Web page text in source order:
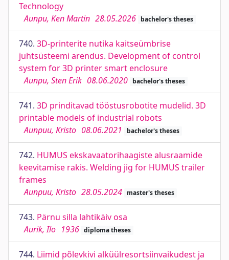
Technology
Aunpu, Ken Martin 28.05.2026 bachelor's theses
740. 3D-printerite nutika kaitseümbrise
juhtsüsteemi arendus. Development of control
system for 3D printer smart enclosure
Aunpu, Sten Erik 08.06.2020 bachelor's theses
741. 3D prinditavad tööstusrobotite mudelid. 3D
printable models of industrial robots
Aunpuu, Kristo 08.06.2021 bachelor's theses
742. HUMUS ekskavaatorihaagiste alusraamide
keevitamise rakis. Welding jig for HUMUS trailer
frames
Aunpuu, Kristo 28.05.2024 master's theses
743. Pärnu silla lahtikäiv osa
Aurik, Ilo 1936 diploma theses
744. Liimid põlevkivi alküülresortsiinvaikudest ja